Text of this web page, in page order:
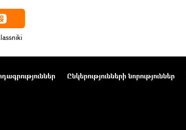
Ընկերությունների նորություններ